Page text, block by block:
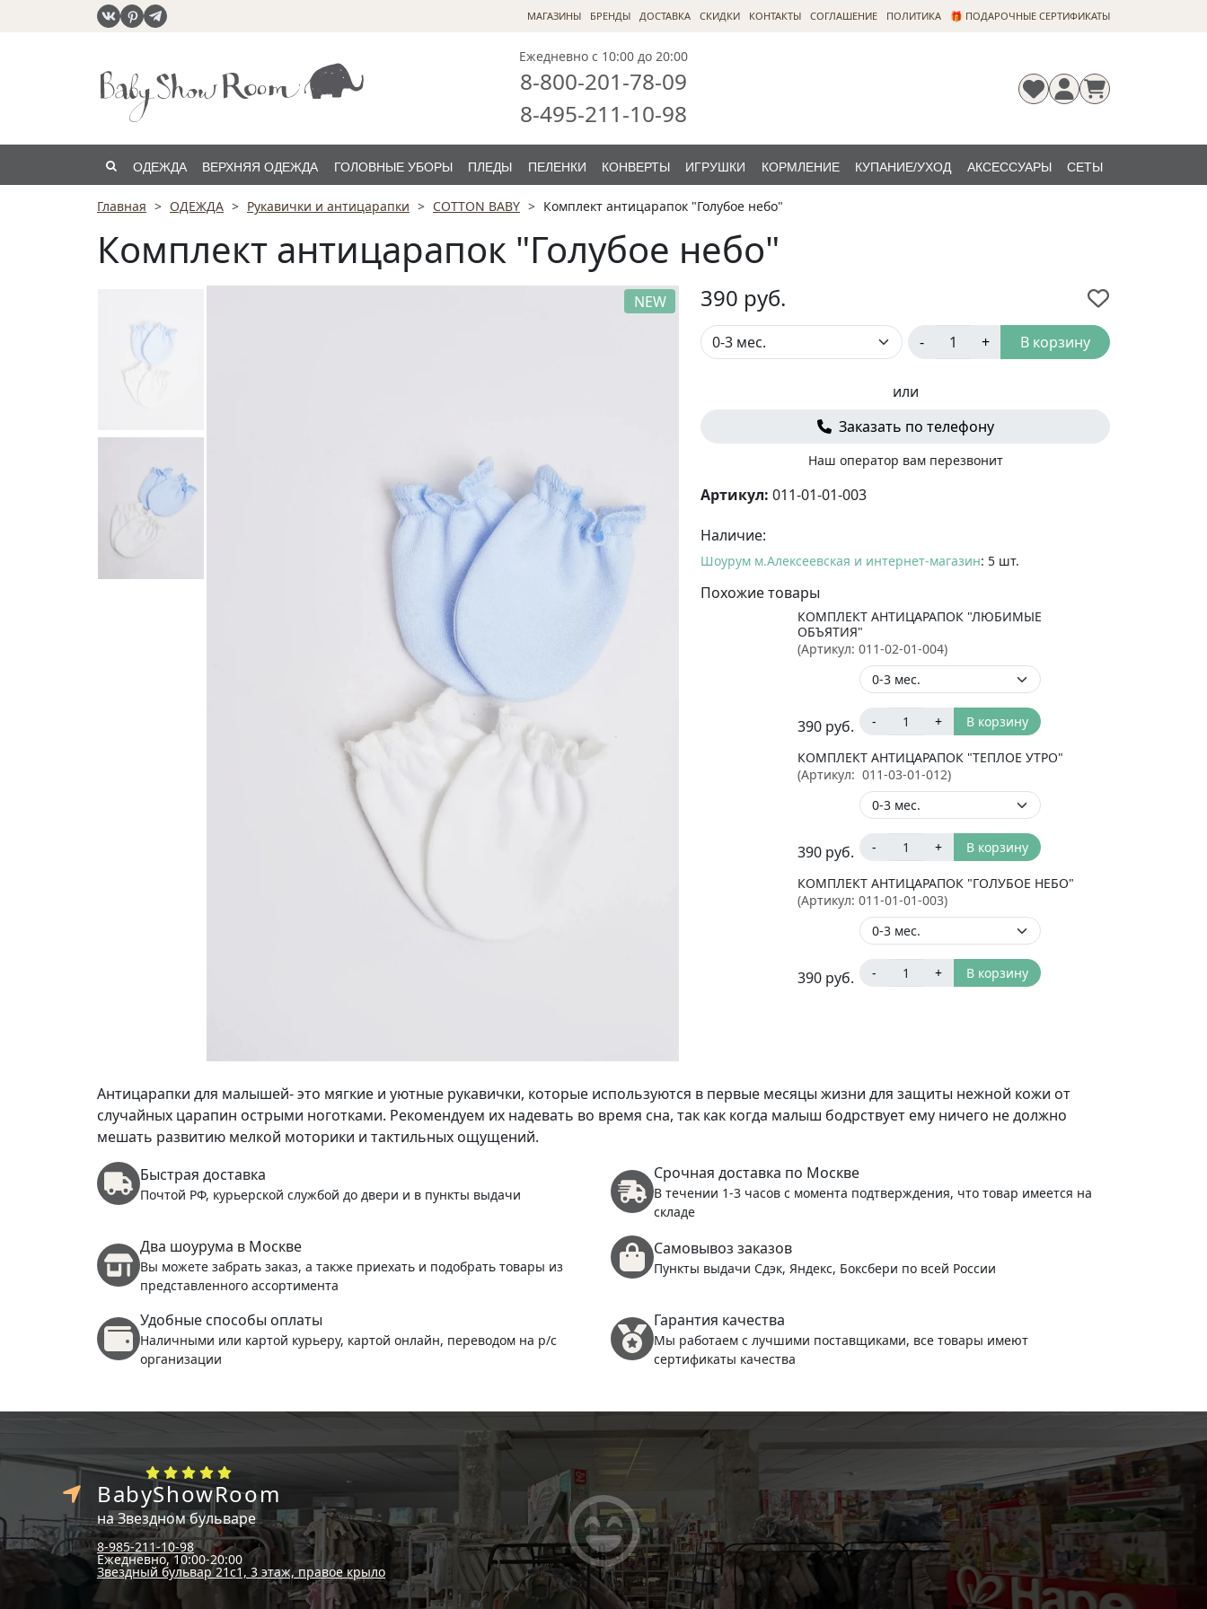
МАГАЗИНЫ БРЕНДЫ ДОСТАВКА СКИДКИ КОНТАКТЫ CОГЛАШЕНИЕ ПОЛИТИКА 🎁 ПОДАРОЧНЫЕ СЕРТИФИКАТЫ
Ежедневно с 10:00 до 20:00
8-800-201-78-09
8-495-211-10-98
ОДЕЖДА ВЕРХНЯЯ ОДЕЖДА ГОЛОВНЫЕ УБОРЫ ПЛЕДЫ ПЕЛЕНКИ КОНВЕРТЫ ИГРУШКИ КОРМЛЕНИЕ КУПАНИЕ/УХОД АКСЕССУАРЫ СЕТЫ
РАСПРОДАЖА
Главная ОДЕЖДА Рукавички и антицарапки COTTON BABY Комплект антицарапок "Голубое небо"
Комплект антицарапок "Голубое небо"
NEW 390 руб.
- + В корзину
или
Заказать по телефону
Наш оператор вам перезвонит
Артикул: 011-01-01-003
Наличие:
Шоурум м.Алексеевская и интернет-магазин: 5 шт.
Похожие товары
КОМПЛЕКТ АНТИЦАРАПОК "ЛЮБИМЫЕ
ОБЪЯТИЯ"
(Артикул: 011-02-01-004)
390 руб. - + В корзину
КОМПЛЕКТ АНТИЦАРАПОК "ТЕПЛОЕ УТРО"
(Артикул: 011-03-01-012)
390 руб. - + В корзину
КОМПЛЕКТ АНТИЦАРАПОК "ГОЛУБОЕ НЕБО"
(Артикул: 011-01-01-003)
390 руб. - + В корзину
Антицарапки для малышей- это мягкие и уютные рукавички, которые используются в первые месяцы жизни для защиты нежной кожи от
случайных царапин острыми ноготками. Рекомендуем их надевать во время сна, так как когда малыш бодрствует ему ничего не должно
мешать развитию мелкой моторики и тактильных ощущений.
Быстрая доставка
Почтой РФ, курьерской службой до двери и в пункты выдачи
Срочная доставка по Москве
В течении 1-3 часов с момента подтверждения, что товар имеется на
складе
Два шоурума в Москве
Вы можете забрать заказ, а также приехать и подобрать товары из
представленного ассортимента
Самовывоз заказов
Пункты выдачи Сдэк, Яндекс, Боксбери по всей России
Удобные способы оплаты
Наличными или картой курьеру, картой онлайн, переводом на р/с
организации
Гарантия качества
Мы работаем с лучшими поставщиками, все товары имеют
сертификаты качества
BabyShowRoom
на Звездном бульваре
8-985-211-10-98
Ежедневно, 10:00-20:00
Звездный бульвар 21с1, 3 этаж, правое крыло